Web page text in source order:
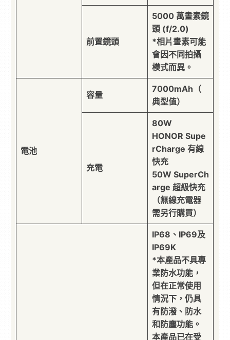
前置鏡頭
5000 萬畫素鏡
頭 (f/2.0)
*相片畫素可能
會因不同拍攝
模式而異。
電池
容量
7000mAh（
典型值）
充電
80W
HONOR Supe
rCharge 有線
快充
50W SuperCh
arge 超級快充
（無線充電器
需另行購買）
IP68、IP69及
IP69K
*本產品不具專
業防水功能，
但在正常使用
情況下，仍具
有防潑、防水
和防塵功能。
本產品已在受